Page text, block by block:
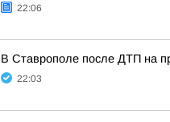
22:06
В Ставрополе после ДТП на
22:03